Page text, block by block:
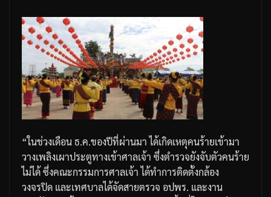
“ในช่วงเดือนธ.ค.ของปีที่ผ่านมา ได้เกิดเหตุคนร้ายเข้ามา
วางเพลิงเผาประตูทางเข้าศาลเจ้า ซึ่งตำรวจยังจับตัวคนร้าย
ไม่ได้ซึ่งคณะกรรมการศาลเจ้า ได้ทำการติดตั้งกล้อง
วงจรปิด และเทศบาลได้จัดสายตรวจ อปพร. และงาน